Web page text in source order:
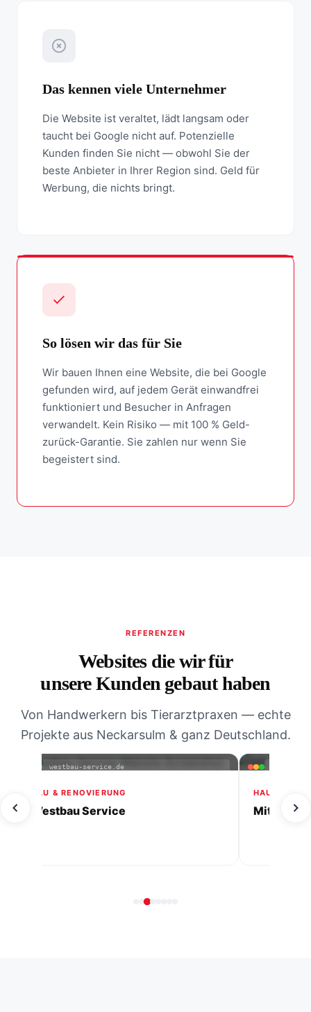
Das kennen viele Unternehmer
Die Website ist veraltet, lädt langsam oder
taucht bei Google nicht auf. Potenzielle
Kunden finden Sie nicht — obwohl Sie der
beste Anbieter in Ihrer Region sind. Geld für
Werbung, die nichts bringt.
So lösen wir das für Sie
Wir bauen Ihnen eine Website, die bei Google
gefunden wird, auf jedem Gerät einwandfrei
funktioniert und Besucher in Anfragen
verwandelt. Kein Risiko — mit 100 % Geld-
zurück-Garantie. Sie zahlen nur wenn Sie
begeistert sind.
REFERENZEN
Websites die wir für
unsere Kunden gebaut haben
Von Handwerkern bis Tierarztpraxen — echte
Projekte aus Neckarsulm & ganz Deutschland.
mitherzimalltag-ihrehaushaltshilfe.de
HAUSHALTSHILFE & PFLEGE
Mit Herz im Alltag
villa-
Villa Gradini